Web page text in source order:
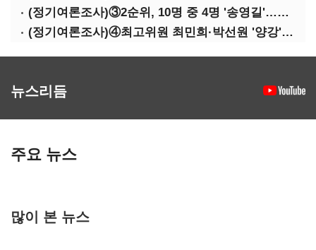
(정기여론조사)③2순위, 10명 중 4명 '송영길'…정청래 '한 자릿수'
(정기여론조사)④최고위원 최민희·박선원 '양강'…서미화·이성윤·임미애 뒤이어
뉴스리듬
주요 뉴스
많이 본 뉴스